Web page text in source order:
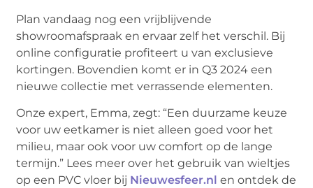
Plan vandaag nog een vrijblijvende
showroomafspraak en ervaar zelf het verschil. Bij
online configuratie profiteert u van exclusieve
kortingen. Bovendien komt er in Q3 2024 een
nieuwe collectie met verrassende elementen.
Onze expert, Emma, zegt: “Een duurzame keuze
voor uw eetkamer is niet alleen goed voor het
milieu, maar ook voor uw comfort op de lange
termijn.” Lees meer over het gebruik van wieltjes
op een PVC vloer bij Nieuwesfeer.nl en ontdek de